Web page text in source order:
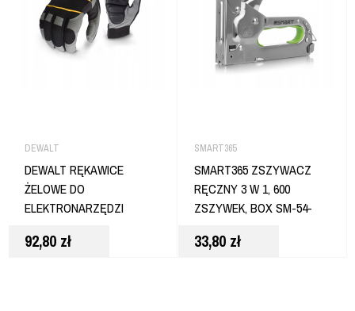
DEWALT
DEWALT RĘKAWICE
ŻELOWE DO
ELEKTRONARZĘDZI
ROZ L DPG33L
92,80 zł
SMART365
SMART365 ZSZYWACZ
RĘCZNY 3 W 1, 600
ZSZYWEK, BOX SM-54-
33,80 zł